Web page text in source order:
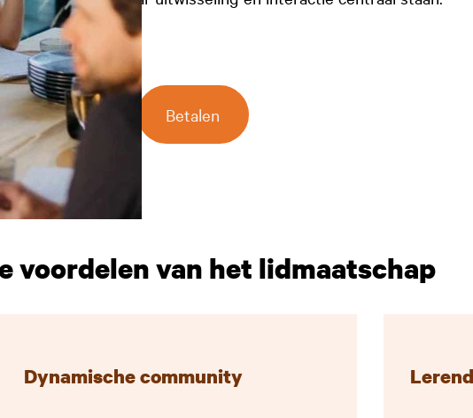
€0.00
Lidmaatschap
25-
26
(In
Opleiding)
aantal
Betalen
voordelen van het lidmaatschap
Dynamische community